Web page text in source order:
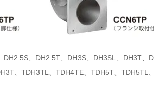
、DH2.5T、DH3S、DH3SL、DH3T、
、TDH3TL、TDH4TE、TDH5T、TDH5TL